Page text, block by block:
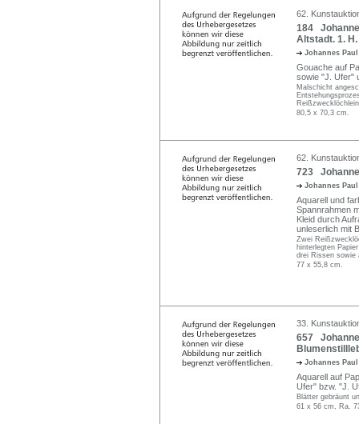
62.
184
Altstadt. 1. H.
Johannes
Gouache auf
sowie "J. Ufer"
Malschicht
80,5 x 70,3 cm.
62.
723
Johannes
Aquarell und
Spannrahmen
Kleid durch
unleserlich mit
Zwei
hinterlegten
drei Rissen sowie
77 x 55,8 cm.
33.
657
Johannes
Aquarell auf
Ufer" bzw. "J.
Blätter gebräunt
61 x 56 cm, Ra.